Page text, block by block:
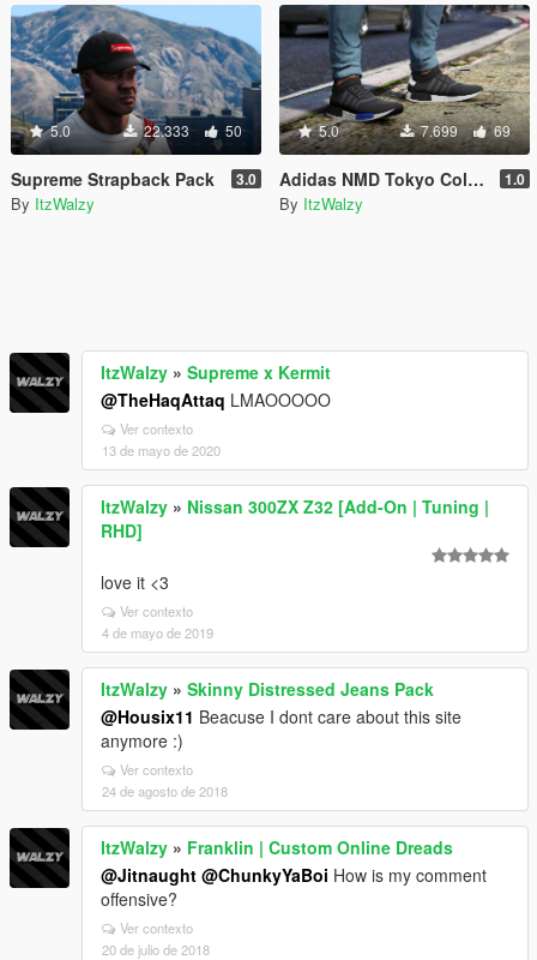
5.0 22.333 50
Supreme Strapback Pack 3.0
By ItzWalzy
5.0 7.699 69
Adidas NMD Tokyo Colorway 1.0
By ItzWalzy
ItzWalzy » Supreme x Kermit
@TheHaqAttaq LMAOOOOO
Ver contexto
13 de mayo de 2020
ItzWalzy » Nissan 300ZX Z32 [Add-On | Tuning |
RHD]
love it <3
Ver contexto
4 de mayo de 2019
ItzWalzy » Skinny Distressed Jeans Pack
@Housix11 Beacuse I dont care about this site
anymore :)
Ver contexto
24 de agosto de 2018
ItzWalzy » Franklin | Custom Online Dreads
@Jitnaught @ChunkyYaBoi How is my comment
offensive?
Ver contexto
20 de julio de 2018